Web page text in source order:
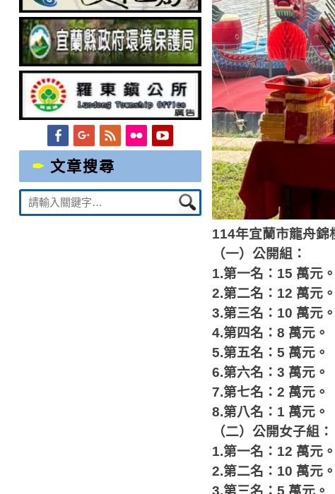
114年宜蘭市龍舟錦
（一）公開組：
1.第一名： 15 萬元。
2.第二名： 12 萬元。
3.第三名： 10 萬元。
4.第四名： 8 萬元。
5.第五名： 5 萬元。
6.第六名： 3 萬元。
7.第七名： 2 萬元。
8.第八名： 1 萬元。
（二）公開女子組：
1.第一名： 12 萬元。
2.第二名： 10 萬元。
3.第三名： 5 萬元。
FacebookGoogleplus
FeedFlickrYouTube
文章搜尋
Suche
nach: